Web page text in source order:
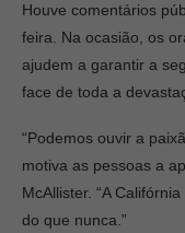
Houve comentários
feira. Na ocasião, os
ajudem a garantir a
face de toda a
“Podemos ouvir a
motiva as pessoas a
McAllister. “A
do que nunca.”